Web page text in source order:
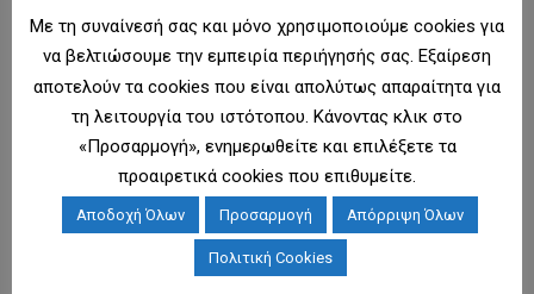
νέο λογισμικό. Όλοι οι τηλεπιικοινωνιακοί πάροχοι
καλούνται να δοκιμάσουν τις λειτουργικότητες του νέου
λογισμικού της ΕΒΔΑΦ, στο διάστημα μεταξύ 06-07-2023 έως
και 06-08-2023.
Αναβάθμιση της Υποδομής της
Με τη συναίνεσή σας και μόνο χρησιμοποιούμε cookies για
να βελτιώσουμε την εμπειρία περιήγησής σας. Εξαίρεση
αποτελούν τα cookies που είναι απολύτως απαραίτητα για
τη λειτουργία του ιστότοπου. Κάνοντας κλικ στο
«Προσαρμογή», ενημερωθείτε και επιλέξετε τα
προαιρετικά cookies που επιθυμείτε.
Αποδοχή Όλων Προσαρμογή Απόρριψη Όλων
Πολιτική Cookies